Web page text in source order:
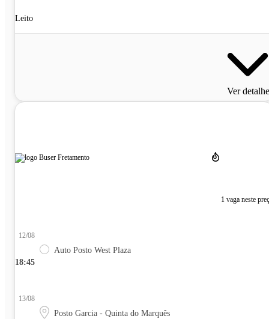
Leito
Ver
1 vaga neste
18:45
12/08
Auto Posto West Plaza
13/08
Posto Garcia - Quinta do Marquês